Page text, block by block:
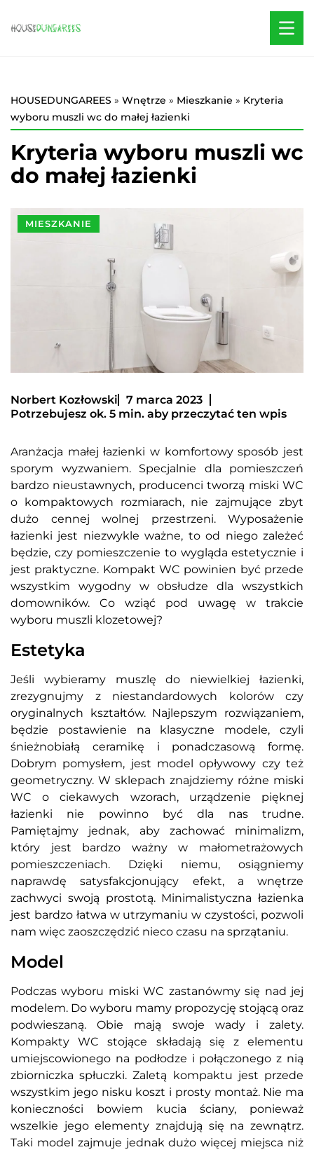
HOUSEDUNGAREES » Wnętrze » Mieszkanie » Kryteria
wyboru muszli wc do małej łazienki
Kryteria wyboru muszli wc
do małej łazienki
MIESZKANIE
Norbert Kozłowski
7 marca 2023
Potrzebujesz ok. 5 min. aby przeczytać ten wpis
Aranżacja małej łazienki w komfortowy sposób jest
sporym wyzwaniem. Specjalnie dla pomieszczeń
bardzo nieustawnych, producenci tworzą miski WC
o kompaktowych rozmiarach, nie zajmujące zbyt
dużo cennej wolnej przestrzeni. Wyposażenie
łazienki jest niezwykle ważne, to od niego zależeć
będzie, czy pomieszczenie to wygląda estetycznie i
jest praktyczne. Kompakt WC powinien być przede
wszystkim wygodny w obsłudze dla wszystkich
domowników. Co wziąć pod uwagę w trakcie
wyboru muszli klozetowej?
Estetyka
Jeśli wybieramy muszlę do niewielkiej łazienki,
zrezygnujmy z niestandardowych kolorów czy
oryginalnych kształtów. Najlepszym rozwiązaniem,
będzie postawienie na klasyczne modele, czyli
śnieżnobiałą ceramikę i ponadczasową formę.
Dobrym pomysłem, jest model opływowy czy też
geometryczny. W sklepach znajdziemy różne miski
WC o ciekawych wzorach, urządzenie pięknej
łazienki nie powinno być dla nas trudne.
Pamiętajmy jednak, aby zachować minimalizm,
który jest bardzo ważny w małometrażowych
pomieszczeniach. Dzięki niemu, osiągniemy
naprawdę satysfakcjonujący efekt, a wnętrze
zachwyci swoją prostotą. Minimalistyczna łazienka
jest bardzo łatwa w utrzymaniu w czystości, pozwoli
nam więc zaoszczędzić nieco czasu na sprzątaniu.
Model
Podczas wyboru miski WC zastanówmy się nad jej
modelem. Do wyboru mamy propozycję stojącą oraz
podwieszaną. Obie mają swoje wady i zalety.
Kompakty WC stojące składają się z elementu
umiejscowionego na podłodze i połączonego z nią
zbiorniczka spłuczki. Zaletą kompaktu jest przede
wszystkim jego nisku koszt i prosty montaż. Nie ma
konieczności bowiem kucia ściany, ponieważ
wszelkie jego elementy znajdują się na zewnątrz.
Taki model zajmuje jednak dużo więcej miejsca niż